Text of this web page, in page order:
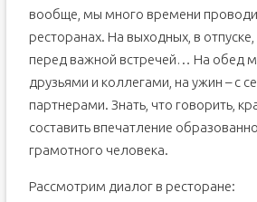
вообще, мы много времени
ресторанах. На выходных, в
перед важной встречей… На обед
друзьями и коллегами, на ужин – с
партнерами. Знать, что говорить,
составить впечатление
грамотного человека.
Рассмотрим диалог в ресторане: